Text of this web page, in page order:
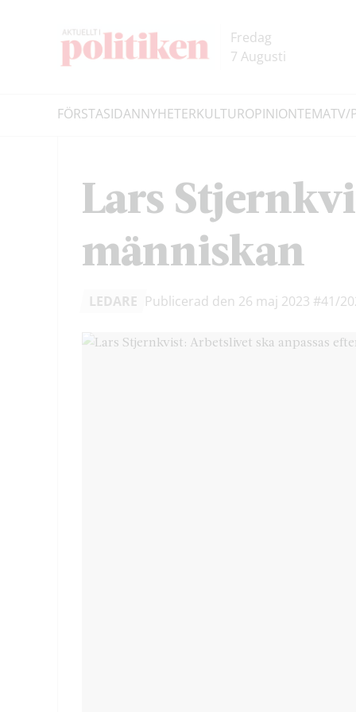
Fredag
7 Augusti
FÖRSTASIDANNYHETERKULTUROPINIONTEMATV/
Lars
människan
LEDARE Publicerad den 26 maj 2023 #41/